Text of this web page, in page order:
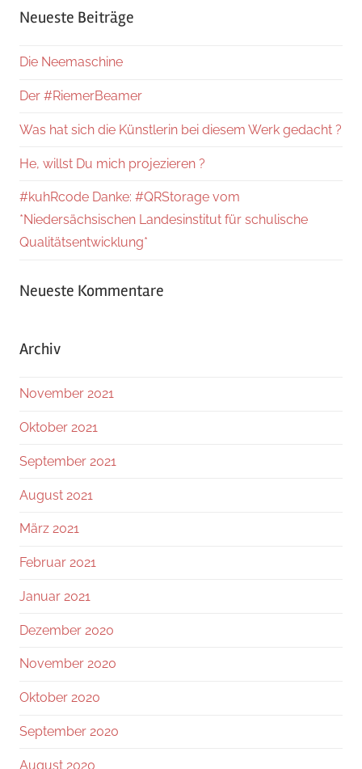
Neueste Beiträge
Die Neemaschine
Der #RiemerBeamer
Was hat sich die Künstlerin bei diesem Werk gedacht ?
He, willst Du mich projezieren ?
#kuhRcode Danke: #QRStorage vom
*Niedersächsischen Landesinstitut für schulische
Qualitätsentwicklung*
Neueste Kommentare
Archiv
November 2021
Oktober 2021
September 2021
August 2021
März 2021
Februar 2021
Januar 2021
Dezember 2020
November 2020
Oktober 2020
September 2020
August 2020